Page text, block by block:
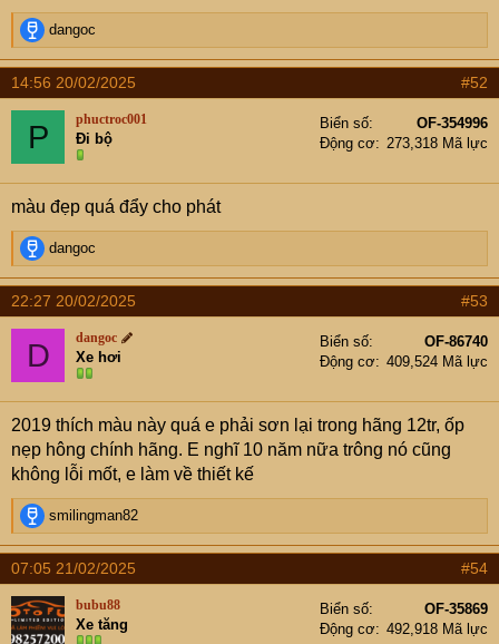
R
e
a
c
t
n
s
:
dangoc
14:56 20/02/2025 #52
P phuctroc001
Đi bộ
Biển số
OF-354996
Động cơ
273,318 Mã lực
màu đẹp quá đẩy cho phát
R
e
a
t
n
s
:
dangoc
22:27 20/02/2025 #53
D dangoc
Xe hơi
Biển số
OF-86740
Động cơ
409,524 Mã lực
2019 thích màu này quá e phải sơn lại trong hãng 12tr, ốp
nẹp hông chính hãng. E nghĩ 10 năm nữa trông nó cũng
không lỗi mốt, e làm về thiết kế
R
e
a
c
t
i
o
smilingman82
07:05 21/02/2025 #54
bubu88
Xe tăng
Biển số
OF-35869
Động cơ
492,918 Mã lực